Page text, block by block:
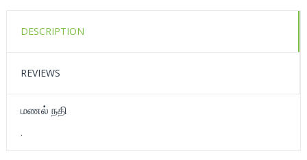
DESCRIPTION
REVIEWS
மணல் நதி
.